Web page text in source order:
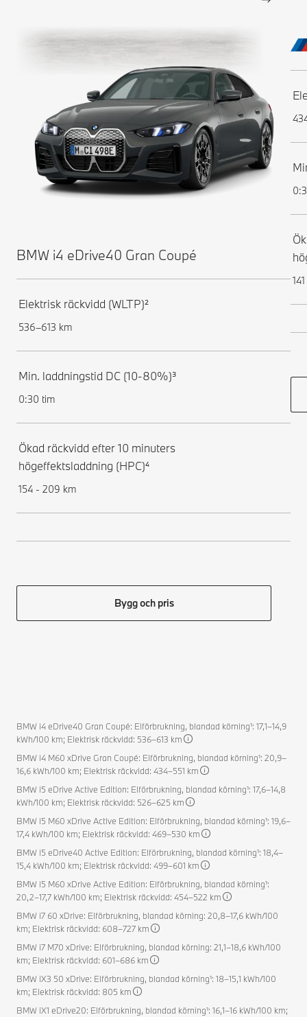
BMW i4 eDrive40 Gran Coupé
Elektrisk räckvidd (WLTP)²
536–613 km
Min. laddningstid DC (10-80%)³
0:30 tim
Ökad räckvidd efter 10 minuters
högeffektsladdning (HPC)⁴
154 - 209 km
Bygg och pris
BMW i4 eDrive40 Gran Coupé: Elförbrukning, blandad körning¹: 17,1–14,9
kWh/100 km; Elektrisk räckvidd: 536–613 km
BMW i4 M60 xDrive Gran Coupé: Elförbrukning, blandad körning¹: 20,9–
16,6 kWh/100 km; Elektrisk räckvidd: 434–551 km
BMW i5 eDrive Active Edition: Elförbrukning, blandad körning¹: 17,6–14,8
kWh/100 km; Elektrisk räckvidd: 526–625 km
BMW i5 M60 xDrive Active Edition: Elförbrukning, blandad körning¹: 19,6–
17,4 kWh/100 km; Elektrisk räckvidd: 469–530 km
BMW i5 eDrive40 Active Edition: Elförbrukning, blandad körning¹: 18,4–
15,4 kWh/100 km; Elektrisk räckvidd: 499–601 km
BMW i5 M60 xDrive Active Edition: Elförbrukning, blandad körning¹:
20,2–17,7 kWh/100 km; Elektrisk räckvidd: 454–522 km
BMW i7 60 xDrive: Elförbrukning, blandad körning: 20,8–17,6 kWh/100
km; Elektrisk räckvidd: 608–727 km
BMW i7 M70 xDrive: Elförbrukning, blandad körning: 21,1–18,6 kWh/100
km; Elektrisk räckvidd: 601–686 km
BMW iX3 50 xDrive: Elförbrukning, blandad körning¹: 18–15,1 kWh/100
km; Elektrisk räckvidd: 805 km
BMW iX1 eDrive20: Elförbrukning, blandad körning¹: 16,1–16 kWh/100 km;